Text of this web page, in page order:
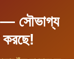
সৌভাগ্য